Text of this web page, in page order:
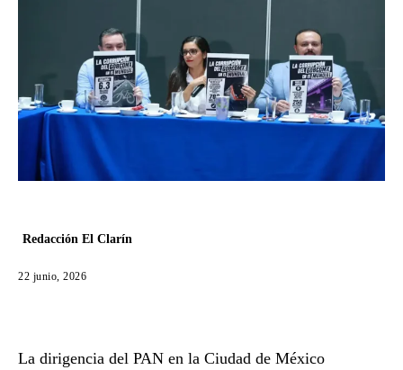
Redacción El Clarín
22 junio, 2026
La dirigencia del PAN en la Ciudad de México